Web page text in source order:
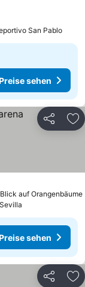
Preise sehen
San Pablo
sehen
Teilen
auf Orangenbäume
sehen
Teilen